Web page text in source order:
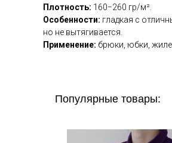
Плотность: 160−260 гр/м².
Особенности: гладкая с
но не вытягивается.
Применение: брюки, юбки,
Популярные товары: